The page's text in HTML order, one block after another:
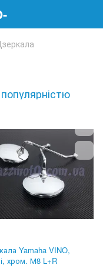
Yamaha VINO,
хром. М8 L+R